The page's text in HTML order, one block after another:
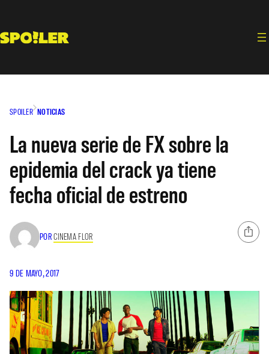
contenido
SPOILER NOTICIAS
La nueva serie de FX sobre la
epidemia del crack ya tiene
fecha oficial de estreno
PORCINEMA FLOR
9 DE MAYO, 2017